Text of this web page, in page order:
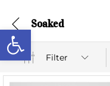
Abrir barra de herramientas Soaked
Filter